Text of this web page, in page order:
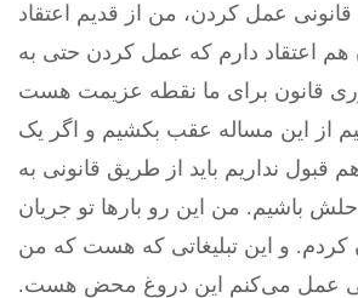
قانونی‌ عمل کردن، من از قدیم اعتقاد
هم اعتقاد دارم که عمل کردن حتی به
قانون برای ما نقطه عزیمت هست
از این مساله عقب بکشیم و اگر یک
قبول نداریم باید از طریق قانونی‌ به
حلش باشیم. من این رو بار‌ها تو جریان
کردم. و این تبلیغاتی که هست که من
عمل می‌کنم این دروغ محض هست.